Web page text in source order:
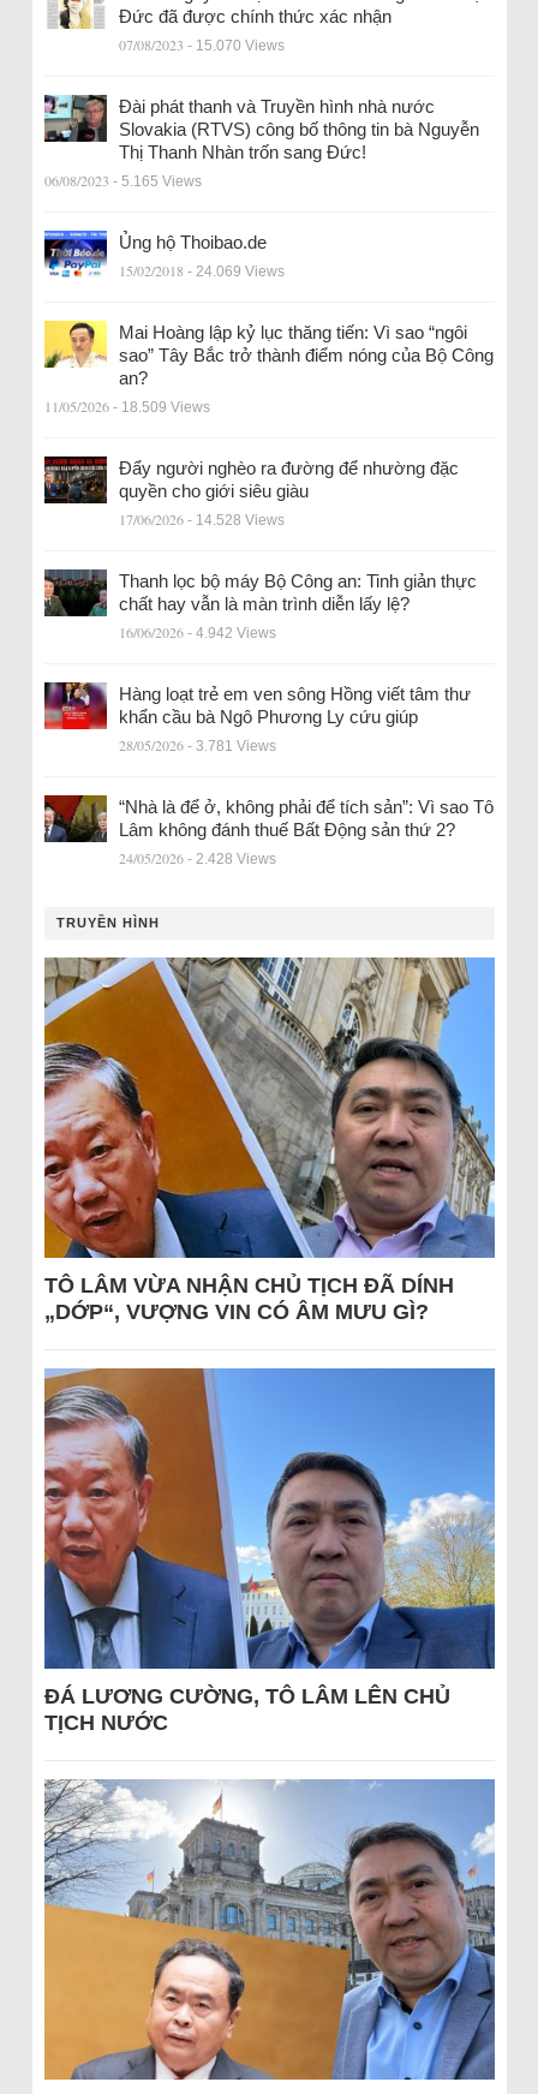
Đức đã được chính thức xác nhận
07/08/2023 - 15.070 Views
Đài phát thanh và Truyền hình nhà nước
Slovakia (RTVS) công bố thông tin bà Nguyễn
Thị Thanh Nhàn trốn sang Đức!
06/08/2023 - 5.165 Views
Ủng hộ Thoibao.de
15/02/2018 - 24.069 Views
Mai Hoàng lập kỷ lục thăng tiến: Vì sao “ngôi
sao” Tây Bắc trở thành điểm nóng của Bộ Công
an?
11/05/2026 - 18.509 Views
Đẩy người nghèo ra đường để nhường đặc
quyền cho giới siêu giàu
17/06/2026 - 14.528 Views
Thanh lọc bộ máy Bộ Công an: Tinh giản thực
chất hay vẫn là màn trình diễn lấy lệ?
16/06/2026 - 4.942 Views
Hàng loạt trẻ em ven sông Hồng viết tâm thư
khẩn cầu bà Ngô Phương Ly cứu giúp
28/05/2026 - 3.781 Views
“Nhà là để ở, không phải để tích sản”: Vì sao Tô
Lâm không đánh thuế Bất Động sản thứ 2?
24/05/2026 - 2.428 Views
TRUYỀN HÌNH
TÔ LÂM VỪA NHẬN CHỦ TỊCH ĐÃ DÍNH
„DỚP“, VƯỢNG VIN CÓ ÂM MƯU GÌ?
ĐÁ LƯƠNG CƯỜNG, TÔ LÂM LÊN CHỦ
TỊCH NƯỚC